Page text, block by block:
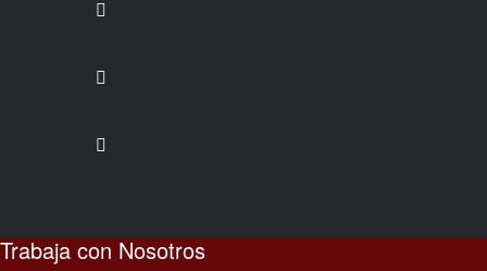
Trabaja con Nosotros